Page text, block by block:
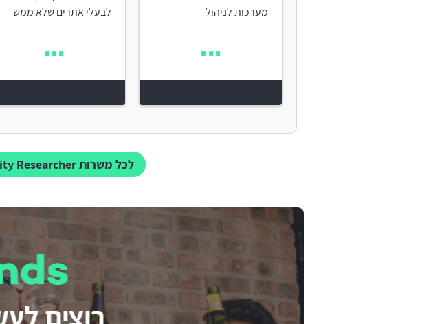
מערכות לניהול
לבעלי אתרים שלא ממש
לכל משרות Security Researcher